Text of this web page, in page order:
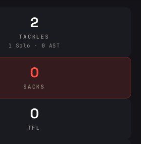
2
TACKLES
1 Solo · 0 AST
0
SACKS
0
TFL